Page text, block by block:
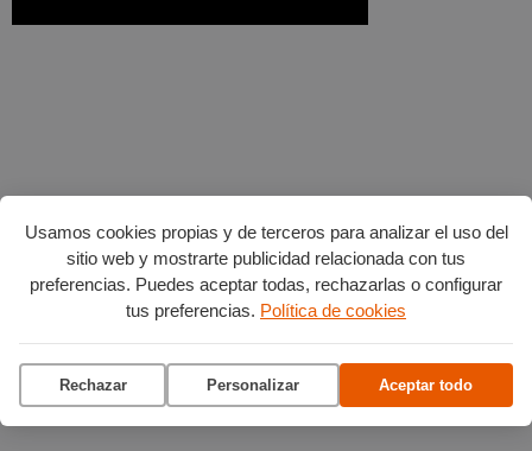
Usamos cookies propias y de terceros para analizar el uso del
sitio web y mostrarte publicidad relacionada con tus
preferencias. Puedes aceptar todas, rechazarlas o configurar
tus preferencias. Política de cookies
Rechazar Personalizar Aceptar todo